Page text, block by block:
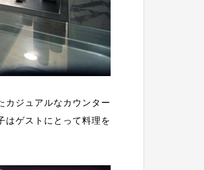
カジュアルなカウンター
はゲストにとって料理を